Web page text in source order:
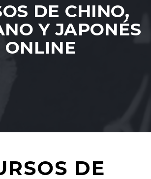
DE CHINO,
Y JAPONÉS
ONLINE
DE